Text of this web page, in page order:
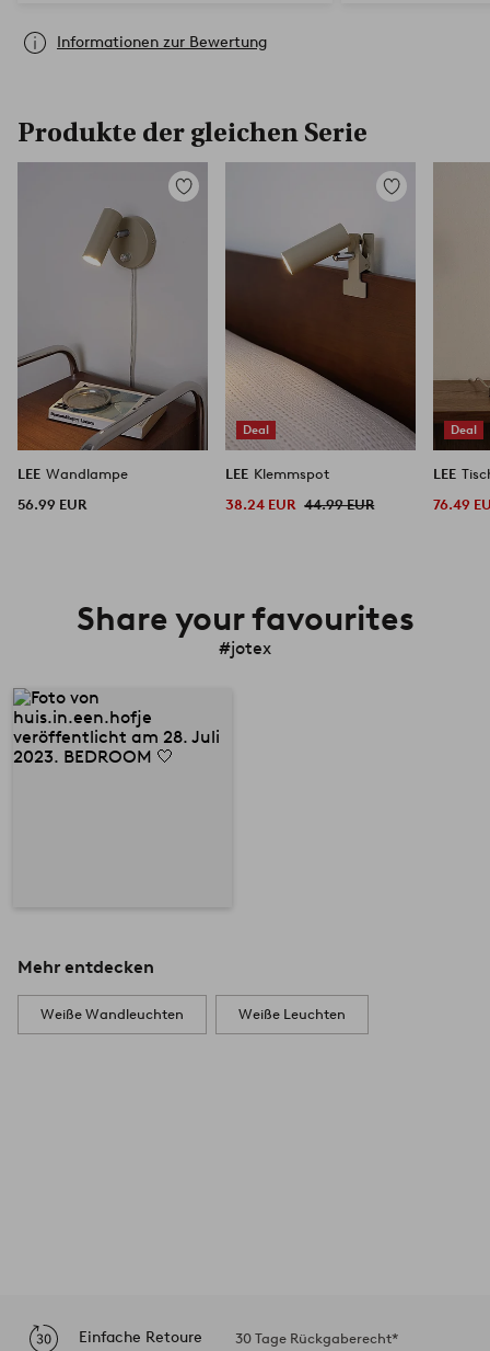
Informationen zur Bewertung
Produkte der gleichen Serie
Zu
LEE Wandlampe
56.99 EUR
Deal
Zu
LEE Klemmspot
38.24 EUR 44.99 EUR
Deal
LEE
76.49
Share your favourites
#jotex
Mehr entdecken
Weiße Wandleuchten Weiße Leuchten
Einfache Retoure 30 Tage Rückgaberecht*